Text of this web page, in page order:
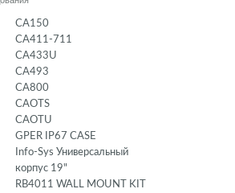
CA150
CA411-711
CA433U
CA493
CA800
CAOTS
CAOTU
GPER IP67 CASE
Info-Sys Универсальный
корпус 19"
RB4011 WALL MOUNT KIT